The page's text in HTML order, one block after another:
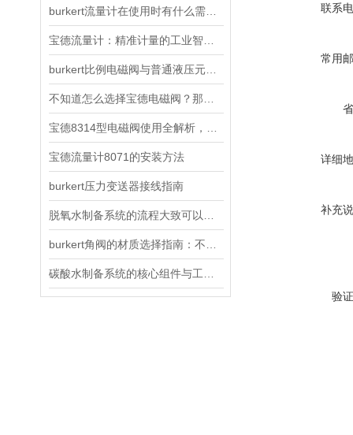
宝德流量计8071的安装方法
burkert压力变送器接线指南
联系
常用
详细
补充
验